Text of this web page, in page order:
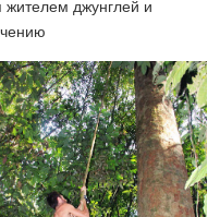
жителем джунглей и